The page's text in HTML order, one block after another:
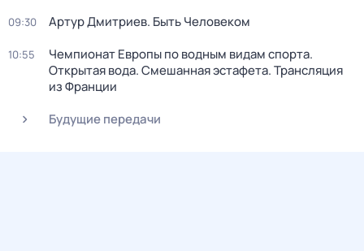
09:30 Артур Дмитриев. Быть Человеком
10:55
Чемпионат Европы по водным видам спорта.
Открытая вода. Смешанная эстафета. Трансляция
из Франции
Будущие передачи